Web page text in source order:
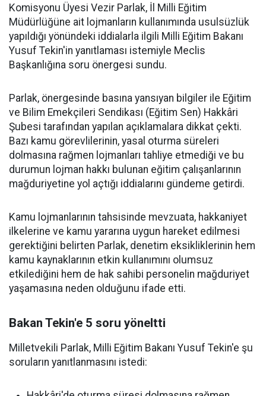
Komisyonu Üyesi Vezir Parlak, İl Milli Eğitim
Müdürlüğüne ait lojmanların kullanımında usulsüzlük
yapıldığı yönündeki iddialarla ilgili Milli Eğitim Bakanı
Yusuf Tekin'in yanıtlaması istemiyle Meclis
Başkanlığına soru önergesi sundu.
Parlak, önergesinde basına yansıyan bilgiler ile Eğitim
ve Bilim Emekçileri Sendikası (Eğitim Sen) Hakkâri
Şubesi tarafından yapılan açıklamalara dikkat çekti.
Bazı kamu görevlilerinin, yasal oturma süreleri
dolmasına rağmen lojmanları tahliye etmediği ve bu
durumun lojman hakkı bulunan eğitim çalışanlarının
mağduriyetine yol açtığı iddialarını gündeme getirdi.
Kamu lojmanlarının tahsisinde mevzuata, hakkaniyet
ilkelerine ve kamu yararına uygun hareket edilmesi
gerektiğini belirten Parlak, denetim eksikliklerinin hem
kamu kaynaklarının etkin kullanımını olumsuz
etkilediğini hem de hak sahibi personelin mağduriyet
yaşamasına neden olduğunu ifade etti.
Bakan Tekin'e 5 soru yöneltti
Milletvekili Parlak, Milli Eğitim Bakanı Yusuf Tekin'e şu
soruların yanıtlanmasını istedi: